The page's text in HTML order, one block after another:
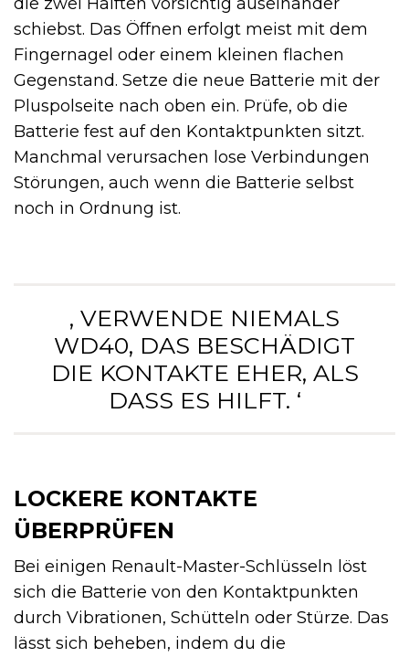
schiebst. Das Öffnen erfolgt meist mit dem
Fingernagel oder einem kleinen flachen
Gegenstand. Setze die neue Batterie mit der
Pluspolseite nach oben ein. Prüfe, ob die
Batterie fest auf den Kontaktpunkten sitzt.
Manchmal verursachen lose Verbindungen
Störungen, auch wenn die Batterie selbst
noch in Ordnung ist.
‚ VERWENDE NIEMALS
WD40, DAS BESCHÄDIGT
DIE KONTAKTE EHER, ALS
DASS ES HILFT. ‘
LOCKERE KONTAKTE
ÜBERPRÜFEN
Bei einigen Renault-Master-Schlüsseln löst
sich die Batterie von den Kontaktpunkten
durch Vibrationen, Schütteln oder Stürze. Das
lässt sich beheben, indem du die